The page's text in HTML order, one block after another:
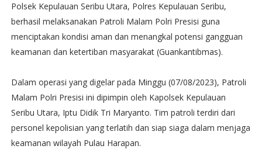
Polsek Kepulauan Seribu Utara, Polres Kepulauan Seribu,
berhasil melaksanakan Patroli Malam Polri Presisi guna
menciptakan kondisi aman dan menangkal potensi gangguan
keamanan dan ketertiban masyarakat (Guankantibmas).
Dalam operasi yang digelar pada Minggu (07/08/2023), Patroli
Malam Polri Presisi ini dipimpin oleh Kapolsek Kepulauan
Seribu Utara, Iptu Didik Tri Maryanto. Tim patroli terdiri dari
personel kepolisian yang terlatih dan siap siaga dalam menjaga
keamanan wilayah Pulau Harapan.